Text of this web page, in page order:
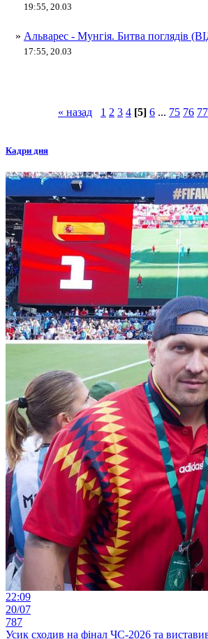
19:55, 20.03
» Альварес - Мунгія. Битва поглядів
17:55, 20.03
« назад 1 2 3 4 [5] 6 ... 75 76 77
Кадри дня
22:09
20/07
787
Усик сходив на фінал ЧС-2026 та